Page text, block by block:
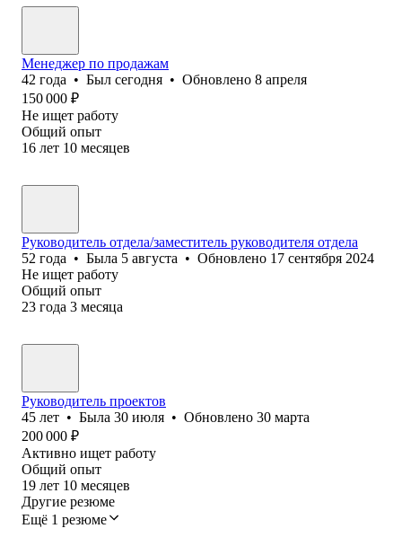
Менеджер по продажам
42 года • Был сегодня • Обновлено 8 апреля
150 000 ₽
Не ищет работу
Общий опыт
16 лет 10 месяцев
Руководитель отдела/заместитель руководителя отдела
52 года • Была 5 августа • Обновлено 17 сентября 2024
Не ищет работу
Общий опыт
23 года 3 месяца
Руководитель проектов
45 лет • Была 30 июля • Обновлено 30 марта
200 000 ₽
Активно ищет работу
Общий опыт
19 лет 10 месяцев
Другие резюме
Ещё 1 резюме